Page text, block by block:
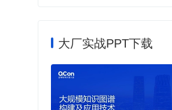
大厂实战PPT下载